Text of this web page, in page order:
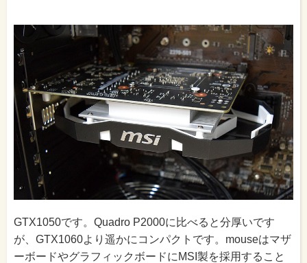
GTX1050です。Quadro P2000に比べると分厚いです
が、GTX1060より遥かにコンパクトです。mouseはマザ
ーボードやグラフィックボードにMSI製を採用すること